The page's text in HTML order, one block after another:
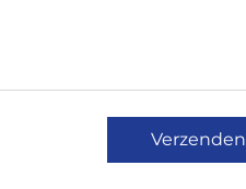
Verzenden